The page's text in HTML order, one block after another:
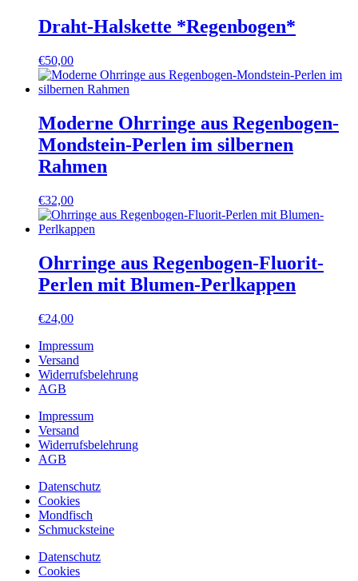
Draht-Halskette *Regenbogen*
€50,00
Moderne Ohrringe aus Regenbogen-
Mondstein-Perlen im silbernen
Rahmen
€32,00
Ohrringe aus Regenbogen-Fluorit-
Perlen mit Blumen-Perlkappen
€24,00
Impressum
Versand
Widerrufsbelehrung
AGB
Impressum
Versand
Widerrufsbelehrung
AGB
Datenschutz
Cookies
Mondfisch
Schmucksteine
Datenschutz
Cookies